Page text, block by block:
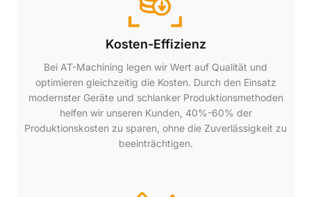
Kosten-Effizienz
Bei AT-Machining legen wir Wert auf Qualität und
optimieren gleichzeitig die Kosten. Durch den Einsatz
modernster Geräte und schlanker Produktionsmethoden
helfen wir unseren Kunden, 40%-60% der
Produktionskosten zu sparen, ohne die Zuverlässigkeit zu
beeinträchtigen.